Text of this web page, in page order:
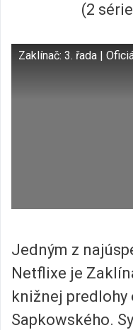
(2
Zaklínač: 3. řada |
Jedným z
Netflixe je
knižnej predlohy
Sapkowského.